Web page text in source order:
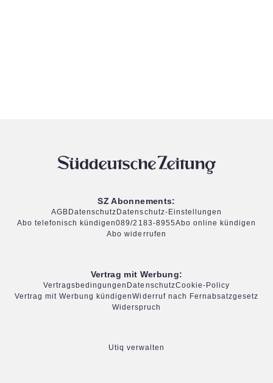
SZ Abonnements:
AGB Datenschutz Datenschutz-Einstellungen
Abo telefonisch kündigen089/2183-8955Abo online kündigen
Abo widerrufen
Vertrag mit Werbung:
Vertragsbedingungen DatenschutzCookie-Policy
Vertrag mit Werbung kündigenWiderruf nach Fernabsatzgesetz
Widerspruch
Utiq verwalten